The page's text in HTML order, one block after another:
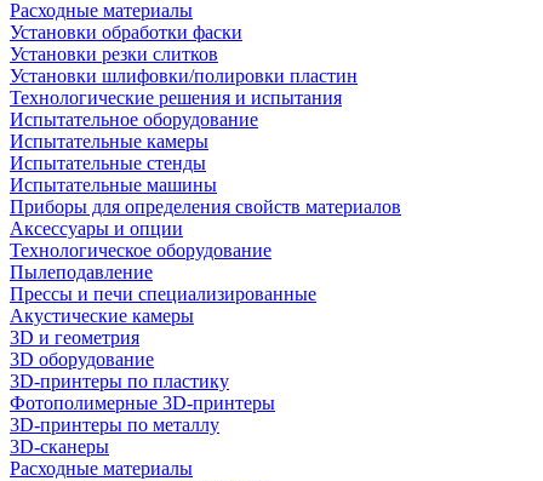
Расходные материалы
Установки обработки фаски
Установки резки слитков
Установки шлифовки/полировки пластин
Технологические решения и испытания
Испытательное оборудование
Испытательные камеры
Испытательные стенды
Испытательные машины
Приборы для определения свойств материалов
Аксессуары и опции
Технологическое оборудование
Пылеподавление
Прессы и печи специализированные
Акустические камеры
3D и геометрия
3D оборудование
3D-принтеры по пластику
Фотополимерные 3D-принтеры
3D-принтеры по металлу
3D-сканеры
Расходные материалы